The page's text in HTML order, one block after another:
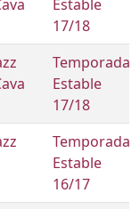
Estable
17/18
Temporada
Estable
17/18
Temporada
Estable
16/17